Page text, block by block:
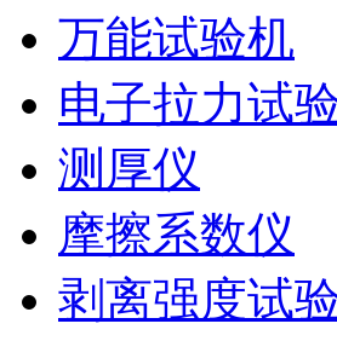
万能试验机
电子拉力试
测厚仪
摩擦系数仪
剥离强度试